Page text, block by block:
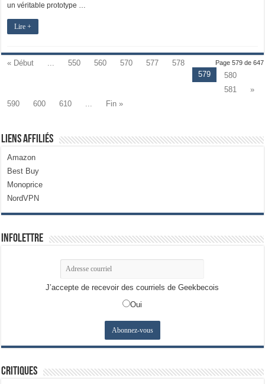
un véritable prototype …
Lire +
Page 579 de 647
« Début 550 560 570 577
578
579
580
581
»
590
600 610 Fin »
Liens Affiliés
Amazon
Best Buy
Monoprice
NordVPN
Infolettre
J’accepte de recevoir des courriels de Geekbecois
Oui
Critiques